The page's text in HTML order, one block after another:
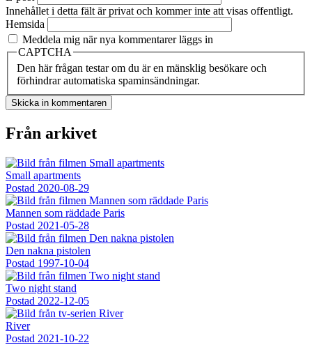
Innehållet i detta fält är privat och kommer inte att visas offentligt.
Hemsida
Meddela mig när nya kommentarer läggs in
CAPTCHA
Den här frågan testar om du är en mänsklig besökare och
förhindrar automatiska spaminsändningar.
Från arkivet
Small apartments
Postad 2020-08-29
Mannen som räddade Paris
Postad 2021-05-28
Den nakna pistolen
Postad 1997-10-04
Two night stand
Postad 2022-12-05
River
Postad 2021-10-22